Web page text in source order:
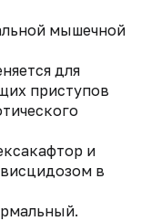
мышечной
для
приступов
и
в